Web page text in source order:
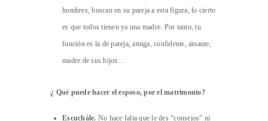
hombres, buscan en su pareja a esta figura, lo cierto
es que todos tienen ya una madre. Por tanto, tu
función es la de pareja, amiga, confidente, amante,
madre de sus hijos…
¿ Qué puede hacer el esposo, por el matrimonio?
Escuchále. No hace falta que le des “consejos” ni